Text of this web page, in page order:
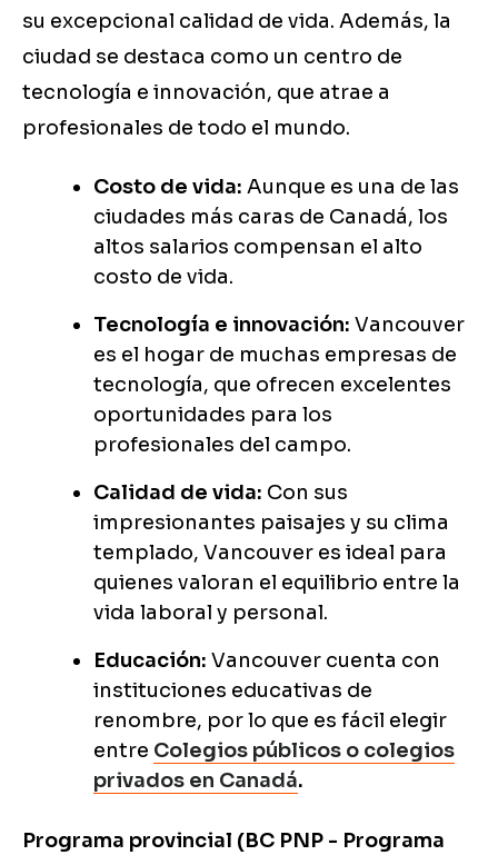
su excepcional calidad de vida. Además, la
ciudad se destaca como un centro de
tecnología e innovación, que atrae a
profesionales de todo el mundo.
Costo de vida: Aunque es una de las
ciudades más caras de Canadá, los
altos salarios compensan el alto
costo de vida.
Tecnología e innovación: Vancouver
es el hogar de muchas empresas de
tecnología, que ofrecen excelentes
oportunidades para los
profesionales del campo.
Calidad de vida: Con sus
impresionantes paisajes y su clima
templado, Vancouver es ideal para
quienes valoran el equilibrio entre la
vida laboral y personal.
Educación: Vancouver cuenta con
instituciones educativas de
renombre, por lo que es fácil elegir
entre Colegios públicos o colegios
privados en Canadá.
Programa provincial (BC PNP - Programa